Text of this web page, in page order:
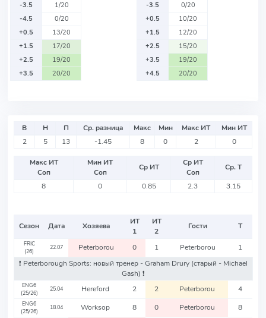
-3.5
1/20
-4.5
0/20
+0.5
13/20
+1.5
17/20
+2.5
19/20
+3.5
20/20
-3.5
0/20
+0.5
10/20
+1.5
12/20
+2.5
15/20
+3.5
19/20
+4.5
20/20
В Н П Ср. разница Макс Мин Макс ИТ
Мин ИТ
2
5 13 -1.45 8 0 2 0
Макс ИТ
Соп
Мин ИТ
Соп
Ср ИТ
Ср ИТ
Соп
Ср. Т
8
0 0.85 2.3 3.15
Сезон Дата Хозяева
ИТ
1
ИТ
2
Гости Т
FRIC
(26)
22.07 Peterborou 0 1 Peterborou
1
❗️ Peterborough Sports: новый тренер - Graham Drury (старый - Michael
Gash) ❗️
ENG6
(25/26)
25.04 Hereford 2 2 Peterborou 4
ENG6
(25/26)
18.04 Worksop 8 0 Peterborou 8